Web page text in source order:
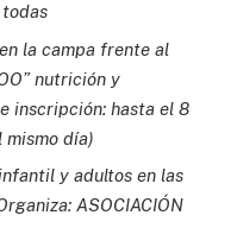
en la campa frente al
nutrición y
inscripción: hasta el 8
mismo día)
y adultos en las
ASOCIACIÓN